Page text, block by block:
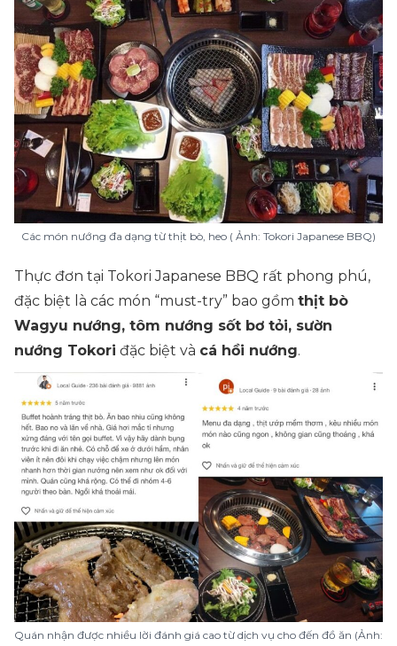
Các món nướng đa dạng từ thịt bò, heo ( Ảnh: Tokori Japanese BBQ)
Thực đơn tại Tokori Japanese BBQ rất phong phú,
đặc biệt là các món “must-try” bao gồm thịt bò
Wagyu nướng, tôm nướng sốt bơ tỏi, sườn
nướng Tokori đặc biệt và cá hồi nướng.
Quán nhận được nhiều lời đánh giá cao từ dịch vụ cho đến đồ ăn (Ảnh: